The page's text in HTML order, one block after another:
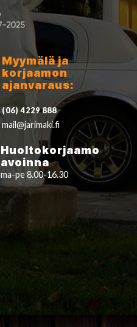
Myymälä ja
korjaamon
ajanvaraus:
(06) 4229 888
mail@jarimaki.fi
Huoltokorjaamo
avoinna
ma-pe 8.00-16.30